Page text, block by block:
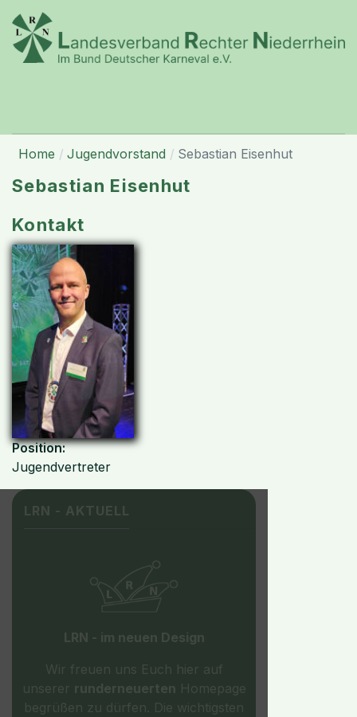
Home Jugendvorstand Sebastian Eisenhut
Sebastian Eisenhut
Kontakt
Position:
Jugendvertreter
LRN - AKTUELL
LRN - im neuen Design
Wir freuen uns Euch hier auf
unserer runderneuerten Homepage
begrüßen zu dürfen. Die wichtigsten